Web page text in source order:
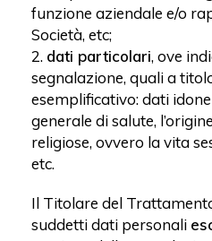
funzione aziendale e/o
Società, etc;
2. dati particolari, ove
segnalazione, quali a
esemplificativo: dati
generale di salute,
religiose, ovvero la vita
etc.
Il Titolare del
suddetti dati personali